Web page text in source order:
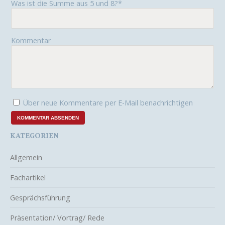
e
Was ist die Summe aus 5 und 8?*
Kommentar
Über neue Kommentare per E-Mail benachrichtigen
KATEGORIEN
Allgemein
Fachartikel
Gesprächsführung
Präsentation/ Vortrag/ Rede